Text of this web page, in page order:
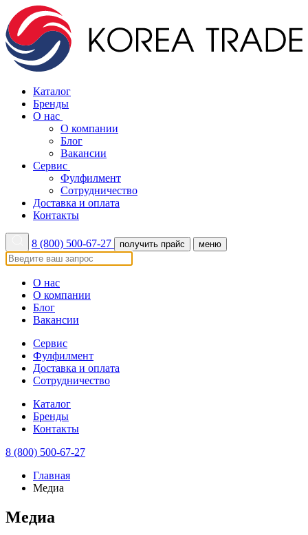
Каталог
Бренды
О нас
О компании
Блог
Вакансии
Сервис
Фулфилмент
Сотрудничество
Доставка и оплата
Контакты
8 (800) 500-67-27 получить прайс меню
О нас
О компании
Блог
Вакансии
Сервис
Фулфилмент
Доставка и оплата
Сотрудничество
Каталог
Бренды
Контакты
8 (800) 500-67-27
Главная
Медиа
Медиа